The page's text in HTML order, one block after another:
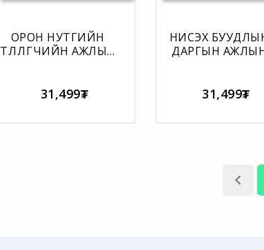
ОРОН НУТГИЙН
ТӨЛӨӨЛӨГЧИЙН АЖЛЫН
31,499₮
НИСЭХ
ДАРГЫН
31,499₮